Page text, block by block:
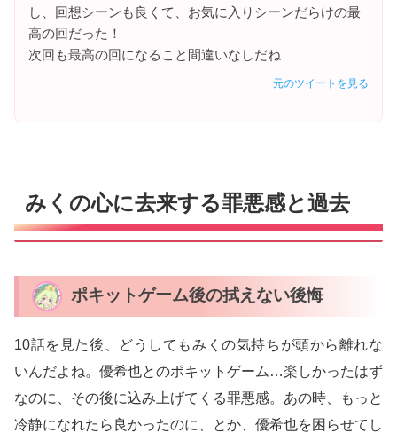
し、回想シーンも良くて、お気に入りシーンだらけの最
高の回だった！
次回も最高の回になること間違いなしだね
元のツイートを見る
みくの心に去来する罪悪感と過去
ポキットゲーム後の拭えない後悔
10話を見た後、どうしてもみくの気持ちが頭から離れな
いんだよね。優希也とのポキットゲーム…楽しかったはず
なのに、その後に込み上げてくる罪悪感。あの時、もっと
冷静になれたら良かったのに、とか、優希也を困らせてし